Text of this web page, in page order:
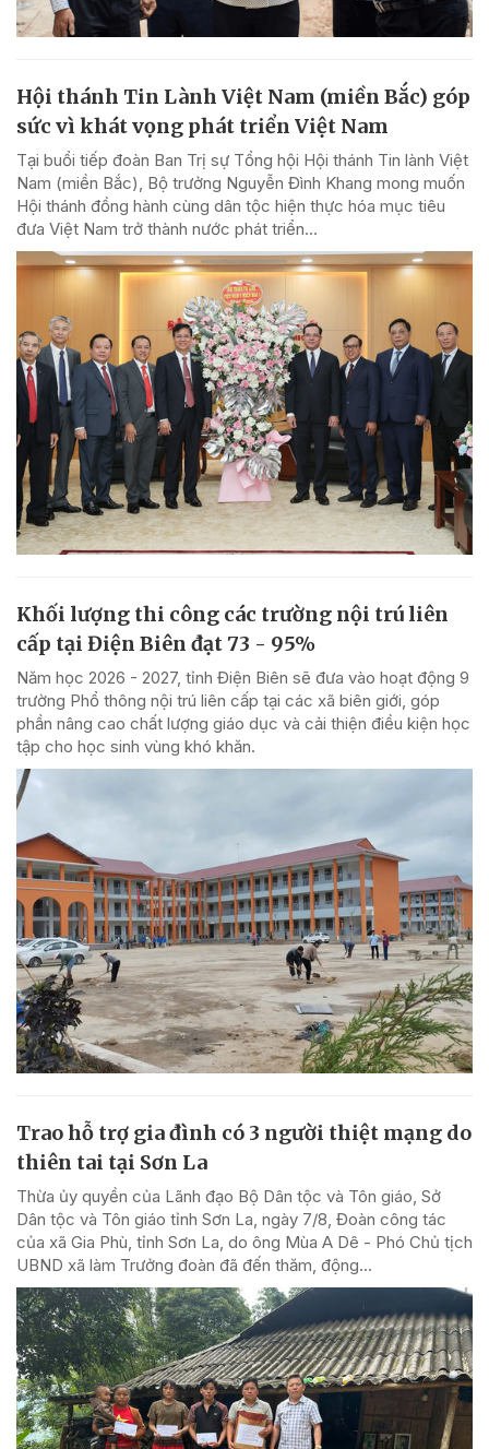
Hội thánh Tin Lành Việt Nam (miền Bắc) góp
sức vì khát vọng phát triển Việt Nam
Tại buổi tiếp đoàn Ban Trị sự Tổng hội Hội thánh Tin lành Việt
Nam (miền Bắc), Bộ trưởng Nguyễn Đình Khang mong muốn
Hội thánh đồng hành cùng dân tộc hiện thực hóa mục tiêu
đưa Việt Nam trở thành nước phát triển...
Khối lượng thi công các trường nội trú liên
cấp tại Điện Biên đạt 73 - 95%
Năm học 2026 - 2027, tỉnh Điện Biên sẽ đưa vào hoạt động 9
trường Phổ thông nội trú liên cấp tại các xã biên giới, góp
phần nâng cao chất lượng giáo dục và cải thiện điều kiện học
tập cho học sinh vùng khó khăn.
Trao hỗ trợ gia đình có 3 người thiệt mạng do
thiên tai tại Sơn La
Thừa ủy quyền của Lãnh đạo Bộ Dân tộc và Tôn giáo, Sở
Dân tộc và Tôn giáo tỉnh Sơn La, ngày 7/8, Đoàn công tác
của xã Gia Phù, tỉnh Sơn La, do ông Mùa A Dê - Phó Chủ tịch
UBND xã làm Trưởng đoàn đã đến thăm, động...